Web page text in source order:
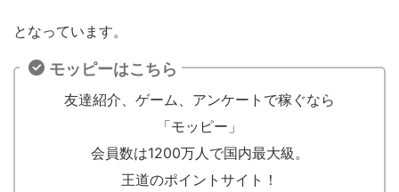
となっています。
モッピーはこちら
友達紹介、ゲーム、アンケートで稼ぐなら
「モッピー」
会員数は1200万人で国内最大級。
王道のポイントサイト！